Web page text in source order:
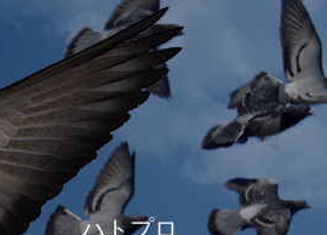
ハトプロ